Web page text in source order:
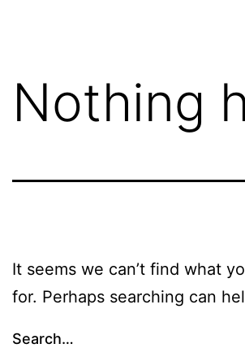
Nothing
It seems we can’t find what
for. Perhaps searching can
Search…